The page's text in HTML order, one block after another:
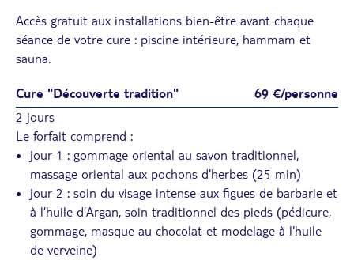
Accès gratuit aux installations bien-être avant chaque
séance de votre cure : piscine intérieure, hammam et
sauna.
Cure "Découverte tradition"
69 €/personne
2 jours
Le forfait comprend :
jour 1 : gommage oriental au savon traditionnel,
massage oriental aux pochons d'herbes (25 min)
jour 2 : soin du visage intense aux figues de barbarie et
à l’huile d’Argan, soin traditionnel des pieds (pédicure,
gommage, masque au chocolat et modelage à l'huile
de verveine)